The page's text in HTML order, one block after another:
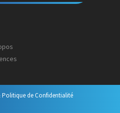
Politique de Confidentialité